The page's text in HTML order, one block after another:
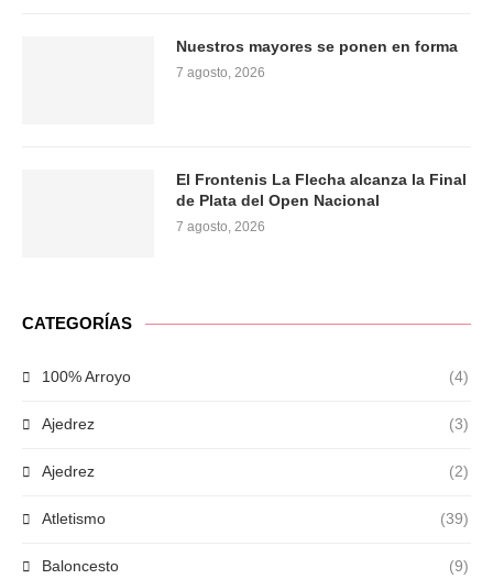
Nuestros mayores se ponen en forma
7 agosto, 2026
El Frontenis La Flecha alcanza la Final
de Plata del Open Nacional
7 agosto, 2026
CATEGORÍAS
100% Arroyo (4)
Ajedrez (3)
Ajedrez (2)
Atletismo (39)
Baloncesto (9)